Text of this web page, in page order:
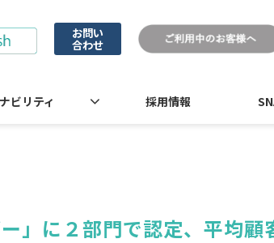
お問い
合わせ
ビリティ 採用情報
」に２部門で認定、平均顧